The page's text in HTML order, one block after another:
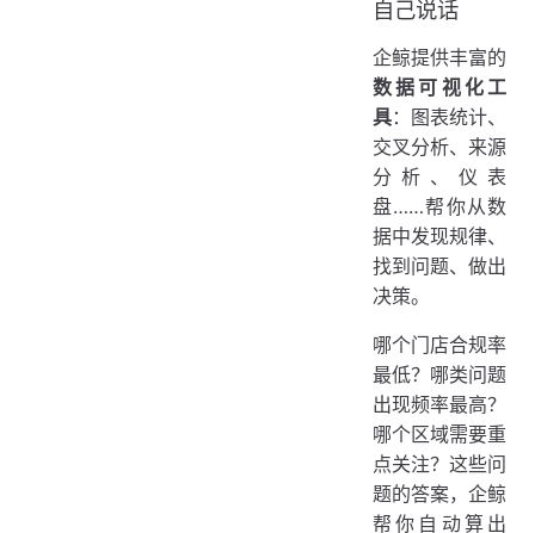
自己说话
企鲸提供丰富的
数据可视化工
具：图表统计、
交叉分析、来源
分析、仪表
盘……帮你从数
据中发现规律、
找到问题、做出
决策。
哪个门店合规率
最低？哪类问题
出现频率最高？
哪个区域需要重
点关注？这些问
题的答案，企鲸
帮你自动算出